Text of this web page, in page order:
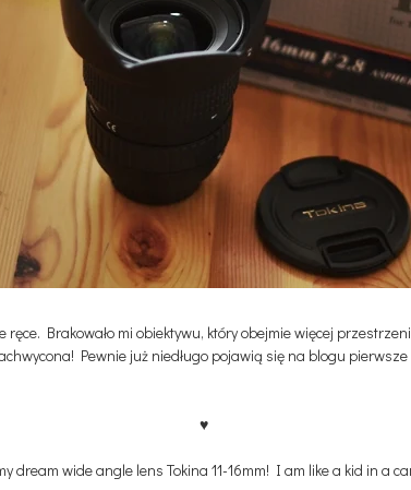
ręce. Brakowało mi obiektywu, który obejmie więcej
Pewnie już niedługo pojawią się na blogu
♥
dream wide angle lens Tokina 11-16mm! I am like a kid in a